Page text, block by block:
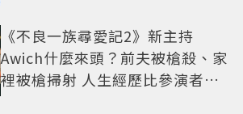
《不良一族尋愛記2》新主持
Awich什麼來頭？前夫被槍殺、家
裡被槍掃射 人生經歷比參演者還